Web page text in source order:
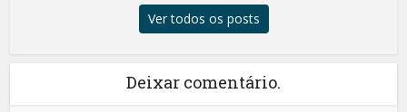
Ver todos os posts
Deixar comentário.